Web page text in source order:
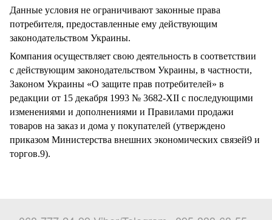
Данные условия не ограничивают законные права
потребителя, предоставленные ему действующим
законодательством Украины.
Компания осуществляет свою деятельность в соответствии
с действующим законодательством Украины, в частности,
Законом Украины «О защите прав потребителей» в
редакции от 15 декабря 1993 № 3682-XII с последующими
изменениями и дополнениями и Правилами продажи
товаров на заказ и дома у покупателей (утверждено
приказом Министерства внешних экономических связей9 и
торгов.9).